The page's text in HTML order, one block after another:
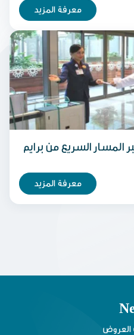
معرفة المزيد
المسار السريع من برايم
معرفة المزيد